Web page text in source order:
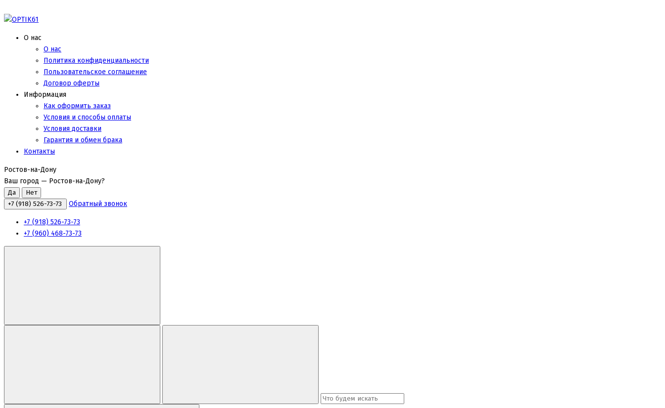
О нас
О нас
Политика конфиденциальности
Пользовательское соглашение
Договор оферты
Информация
Как оформить заказ
Условия и способы оплаты
Условия доставки
Гарантия и обмен брака
Контакты
Ростов-на-Дону
Ваш город — Ростов-на-Дону?
+7 (918) 526-73-73 Обратный звонок
+7 (918) 526-73-73
+7 (960) 468-73-73